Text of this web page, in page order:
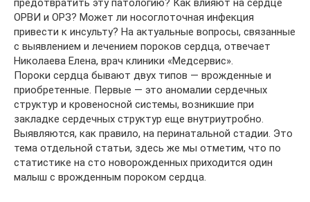
предотвратить эту патологию? Как влияют на сердце
ОРВИ и ОРЗ? Может ли носоглоточная инфекция
привести к инсульту? На актуальные вопросы, связанные
с выявлением и лечением пороков сердца, отвечает
Николаева Елена, врач клиники «Медсервис».
Пороки сердца бывают двух типов — врожденные и
приобретенные. Первые — это аномалии сердечных
структур и кровеносной системы, возникшие при
закладке сердечных структур еще внутриутробно.
Выявляются, как правило, на перинатальной стадии. Это
тема отдельной статьи, здесь же мы отметим, что по
статистике на сто новорожденных приходится один
малыш с врожденным пороком сердца.